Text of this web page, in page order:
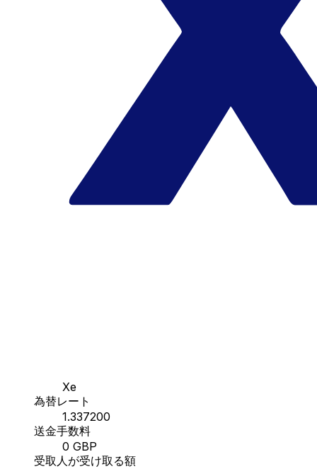
Xe
為替レート
1.337200
送金手数料
0 GBP
受取人が受け取る額